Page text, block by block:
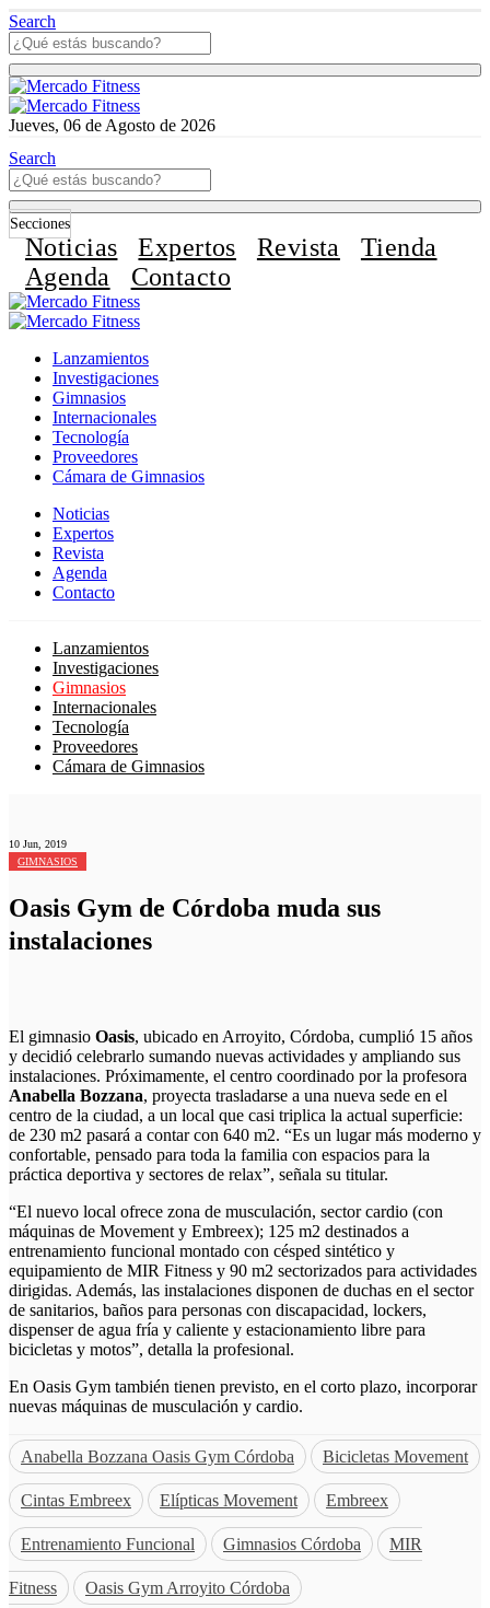
Search
Jueves, 06 de Agosto de 2026
Search
Secciones
Noticias Expertos Revista
Tienda
Agenda
Contacto
Lanzamientos
Investigaciones
Gimnasios
Internacionales
Tecnología
Proveedores
Cámara de Gimnasios
Noticias
Expertos
Revista
Agenda
Contacto
Lanzamientos
Investigaciones
Gimnasios
Internacionales
Tecnología
Proveedores
Cámara de Gimnasios
10 Jun, 2019
GIMNASIOS
Oasis Gym de Córdoba muda sus
instalaciones
El gimnasio Oasis, ubicado en Arroyito, Córdoba, cumplió 15 años
y decidió celebrarlo sumando nuevas actividades y ampliando sus
instalaciones. Próximamente, el centro coordinado por la profesora
Anabella Bozzana, proyecta trasladarse a una nueva sede en el
centro de la ciudad, a un local que casi triplica la actual superficie:
de 230 m2 pasará a contar con 640 m2. “Es un lugar más moderno y
confortable, pensado para toda la familia con espacios para la
práctica deportiva y sectores de relax”, señala su titular.
“El nuevo local ofrece zona de musculación, sector cardio (con
máquinas de Movement y Embreex); 125 m2 destinados a
entrenamiento funcional montado con césped sintético y
equipamiento de MIR Fitness y 90 m2 sectorizados para actividades
dirigidas. Además, las instalaciones disponen de duchas en el sector
de sanitarios, baños para personas con discapacidad, lockers,
dispenser de agua fría y caliente y estacionamiento libre para
bicicletas y motos”, detalla la profesional.
En Oasis Gym también tienen previsto, en el corto plazo, incorporar
nuevas máquinas de musculación y cardio.
Anabella Bozzana Oasis Gym Córdoba Bicicletas Movement
Cintas Embreex Elípticas Movement Embreex
Entrenamiento Funcional Gimnasios Córdoba MIR
Fitness Oasis Gym Arroyito Córdoba